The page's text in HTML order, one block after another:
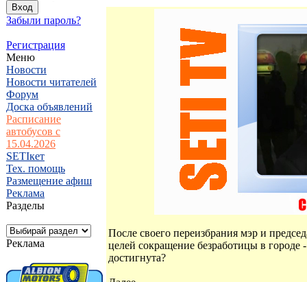
Забыли пароль?
Регистрация
Меню
Новости
Новости читателей
Форум
Доска объявлений
Расписание
автобусов с
15.04.2026
SETIкет
Тех. помощь
Размещение афиш
Реклама
Разделы
Реклама
После своего переизбрания мэр и
целей сокращение безработицы в городе
достигнута?